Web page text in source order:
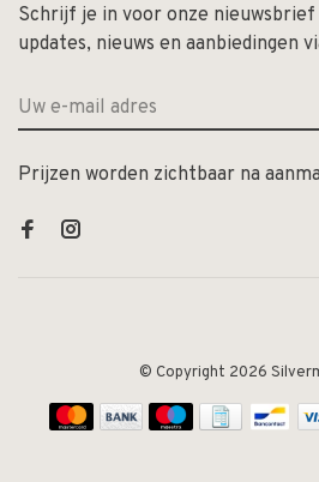
Schrijf je in voor onze
updates, nieuws en aanbiedingen
Prijzen worden zichtbaar na
© Copyright 2026